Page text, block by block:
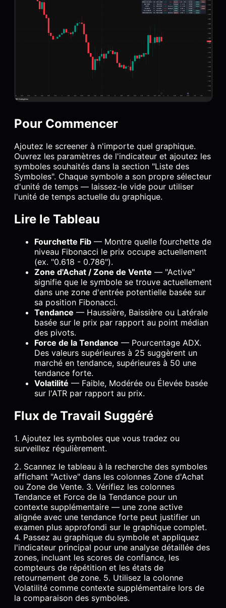
Pour Commencer
Ajoutez le screener à n'importe quel graphique.
Ouvrez les paramètres de l'indicateur et ajoutez les
symboles souhaités dans la section "Liste des
Symboles". Chaque symbole a son propre sélecteur
d'unité de temps — laissez-le vide pour utiliser
l'unité de temps actuelle du graphique.
Lire le Tableau
Fourchette Fib — Montre quelle fourchette de
niveau Fibonacci le prix occupe actuellement
(ex. "0.618 - 0.786").
Zone d'Achat / Zone de Vente — "Active"
signifie que le symbole se trouve actuellement
dans une zone d'entrée potentielle basée sur
sa position Fibonacci.
Tendance — Haussière, Baissière ou Latérale
basée sur le prix par rapport au point médian
des pivots.
Force de la Tendance — Pourcentage ADX.
Des valeurs supérieures à 25 suggèrent un
marché en tendance, supérieures à 50 une
tendance forte.
Volatilité — Faible, Modérée ou Élevée basée
sur l'ATR par rapport au prix.
Flux de Travail Suggéré
1. Ajoutez les symboles que vous tradez ou
surveillez régulièrement.
2. Scannez le tableau à la recherche des symboles
affichant "Active" dans les colonnes Zone d'Achat
ou Zone de Vente. 3. Vérifiez les colonnes
Tendance et Force de la Tendance pour un
contexte supplémentaire — une zone active
alignée avec une tendance forte peut justifier un
examen plus approfondi sur le graphique complet.
4. Passez au graphique du symbole et appliquez
l'indicateur principal pour une analyse détaillée des
zones, incluant les scores de confiance, les
compteurs de répétition et les états de
retournement de zone. 5. Utilisez la colonne
Volatilité comme contexte supplémentaire lors de
la comparaison des symboles.